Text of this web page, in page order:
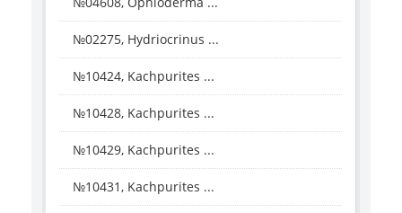
№02275, Hydriocrinus ...
№10424, Kachpurites ...
№10428, Kachpurites ...
№10429, Kachpurites ...
№10431, Kachpurites ...